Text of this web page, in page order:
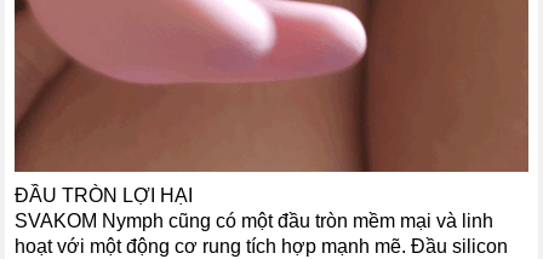
ĐẦU TRÒN LỢI HẠI
SVAKOM Nymph cũng có một đầu tròn mềm mại và linh
hoạt với một động cơ rung tích hợp mạnh mẽ. Đầu silicon